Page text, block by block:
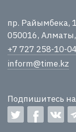
пр. Райымбека,
050016, Алматы,
+7 727 258-10-04
inform@time.kz
Подпишитесь